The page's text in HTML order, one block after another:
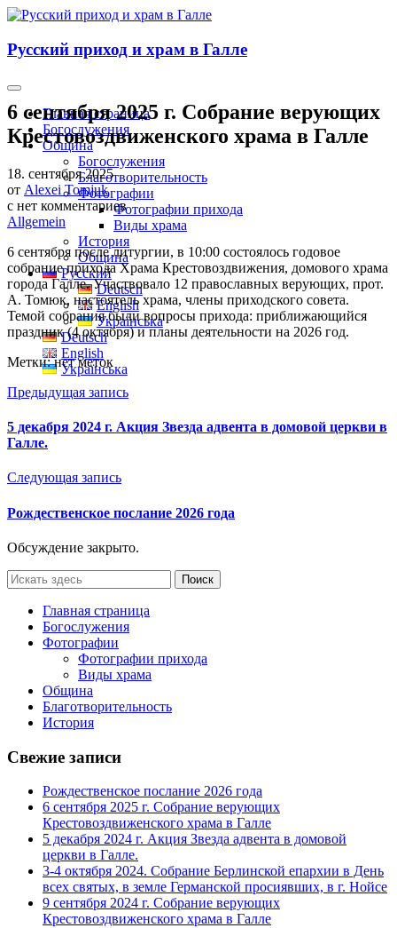
Русский приход и храм в Галле
Главная страница
Богослужения
Община
Богослужения
Благотворительность
Фотографии
Фотографии прихода
Виды храма
История
Община
Русский
Deutsch
English
Українська
Deutsch
English
Українська
6 сентября 2025 г. Собрание верующих
Крестовоздвиженского храма в Галле
18. сентября 2025
от Alexei Tomjuk
с нет комментариев
Allgemein
6 сентября после литургии, в 10:00 состоялось годовое
собрание прихода Храма Крестовоздвижения, домового храма
города Галле. Участвовало 12 православных верующих, прот.
А. Томюк, настоятель храма, члены приходского совета.
Темой собрания были вопросы прихода: приближающийся
праздник (4 октября) и планы деятельности на 2026 год.
Метки: нет меток
Предыдущая запись
5 декабря 2024 г. Акция Звезда адвента в домовой церкви в
Галле.
Следующая запись
Рождественское послание 2026 года
Обсуждение закрыто.
Главная страница
Богослужения
Фотографии
Фотографии прихода
Виды храма
Община
Благотворительность
История
Свежие записи
Рождественское послание 2026 года
6 сентября 2025 г. Собрание верующих
Крестовоздвиженского храма в Галле
5 декабря 2024 г. Акция Звезда адвента в домовой
церкви в Галле.
3-4 октября 2024. Собрание Берлинской епархии в День
всех святых, в земле Германской просиявших, в г. Нойсе
9 сентября 2024 г. Собрание верующих
Крестовоздвиженского храма в Галле